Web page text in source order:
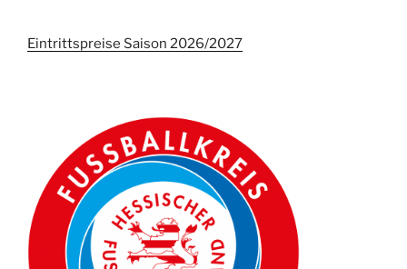
Eintrittspreise Saison 2026/2027